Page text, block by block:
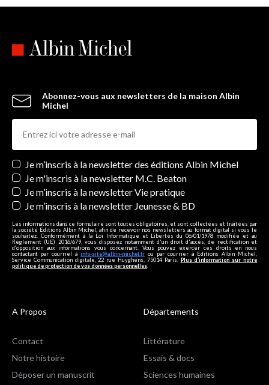
Abonnez-vous aux newsletters de la maison Albin
Michel
Newsletters
Je m’inscris à la newsletter des éditions Albin Michel
Je m'inscris à la newsletter M.C. Beaton
Je m’inscris à la newsletter Vie pratique
Je m’inscris à la newsletter Jeunesse & BD
Les informations dans ce formulaire sont toutes obligatoires, et sont collectées et traitées par
la société Editions Albin Michel, afin de recevoir nos newsletters au format digital si vous le
souhaitez. Conformément à la Loi Informatique et Libertés du 06/01/1978 modifiée et au
Règlement (UE) 2016/679, vous disposez notamment d'un droit d'accès, de rectification et
d’opposition aux informations vous concernant. Vous pouvez exercer ces droits en nous
contactant par courriel à info-site@albin-michel.fr ou par courrier à Editions Albin Michel,
Service Communication digitale, 22 rue Huyghens, 75014 Paris. Plus d’information sur notre
politique de protection de vos données personnelles
A Propos
Contact
Notre histoire
Déposer un manuscrit
Départements
Littérature
Essais & docs
Sciences humaines